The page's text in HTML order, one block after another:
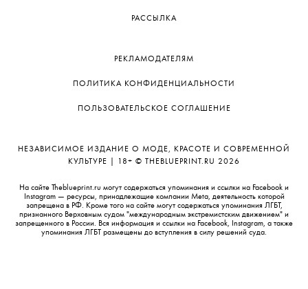
РАССЫЛКА
РЕКЛАМОДАТЕЛЯМ
ПОЛИТИКА КОНФИДЕНЦИАЛЬНОСТИ
ПОЛЬЗОВАТЕЛЬСКОЕ СОГЛАШЕНИЕ
НЕЗАВИСИМОЕ ИЗДАНИЕ О МОДЕ, КРАСОТЕ И СОВРЕМЕННОЙ
КУЛЬТУРЕ | 18+ © THEBLUEPRINT.RU 2026
На сайте Theblueprint.ru могут содержаться упоминания и ссылки на Facebook и
Instagram — ресурсы, принадлежащие компании Meta, деятельность которой
запрещена в РФ. Кроме того на сайте могут содержаться упоминания ЛГБТ,
признанного Верховным судом "международным экстремистским движением" и
запрещенного в России. Вся информация и ссылки на Facebook, Instagram, а также
упоминания ЛГБТ размещены до вступления в силу решений суда.